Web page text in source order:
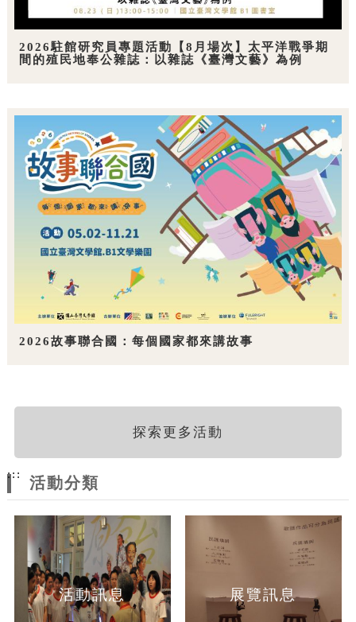
2026駐館研究員專題活動【8月場次】太平洋戰爭期
間的殖民地奉公雜誌：以雜誌《臺灣文藝》為例
2026故事聯合國：每個國家都來講故事
探索更多活動
:::
活動分類
活動訊息 展覽訊息